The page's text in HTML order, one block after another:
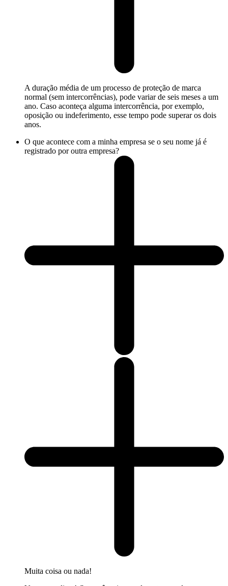
A duração média de um processo de proteção de marca
normal (sem intercorrências), pode variar de seis meses a um
ano. Caso aconteça alguma intercorrência, por exemplo,
oposição ou indeferimento, esse tempo pode superar os dois
anos.
O que acontece com a minha empresa se o seu nome já é
registrado por outra empresa?
Muita coisa ou nada!